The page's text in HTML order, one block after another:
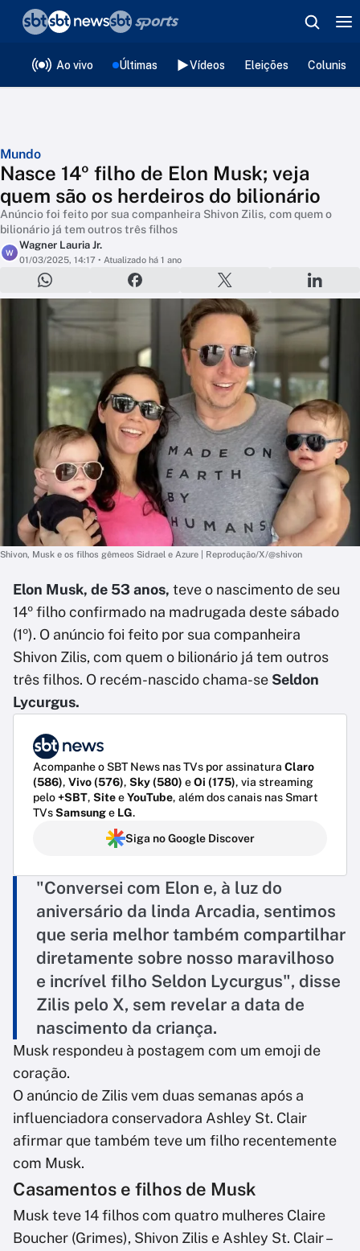
Ao vivo Últimas Vídeos Eleições
Mundo
Nasce 14º filho de Elon Musk; veja
quem são os herdeiros do bilionário
Anúncio foi feito por sua companheira Shivon Zilis, com quem o
bilionário já tem outros três filhos
W
Wagner Lauria Jr.
01/03/2025, 14:17 • Atualizado há 1 ano
Shivon, Musk e os filhos gêmeos Sidrael e Azure | Reprodução/X/@shivon
Elon Musk, de 53 anos, teve o nascimento de seu
14º filho confirmado na madrugada deste sábado
(1º). O anúncio foi feito por sua companheira
Shivon Zilis, com quem o bilionário já tem outros
três filhos. O recém-nascido chama-se Seldon
Lycurgus.
Acompanhe o SBT News nas TVs por assinatura Claro
(586), Vivo (576), Sky (580) eOi (175), via streaming
pelo+SBT, SiteeYouTube, além dos canais nas Smart
TVsSamsunge LG.
Siga no Google Discover
"Conversei com Elon e, à luz do
aniversário da linda Arcadia, sentimos
que seria melhor também compartilhar
diretamente sobre nosso maravilhoso
e incrível filho Seldon Lycurgus", disse
Zilis pelo X, sem revelar a data de
nascimento da criança.
Musk respondeu à postagem com um emoji de
coração.
O anúncio de Zilis vem duas semanas após a
influenciadora conservadora Ashley St. Clair
afirmar que também teve um filho recentemente
com Musk.
Casamentos e filhos de Musk
Musk teve 14 filhos com quatro mulheres Claire
Boucher (Grimes), Shivon Zilis e Ashley St. Clair –
❮voltar
Editorias